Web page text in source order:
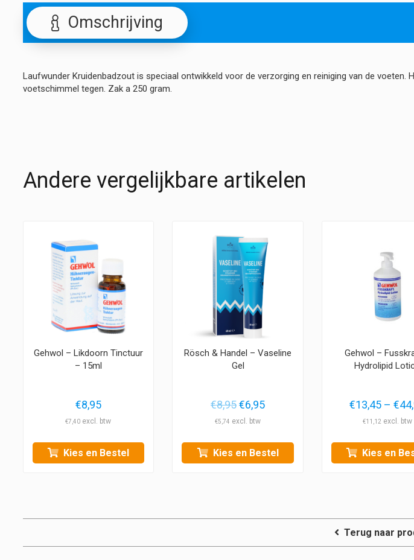
Omschrijving
Laufwunder Kruidenbadzout is speciaal ontwikkeld voor de verzorging en reiniging van de
voetschimmel tegen. Zak a 250 gram.
Andere vergelijkbare artikelen
Gehwol – Likdoorn Tinctuur
– 15ml
€8,95
€7,40
Kies en Bestel
Rösch & Handel – Vaseline
Gel
€8,95Oorspronkelijke
prijs
€8,95.
€6,95Huidige
€6,95.
€5,74
Kies en Bestel
Gehwol –
Hydrolipid
€13,45 – €
€11,12
Kies en
Terug naar